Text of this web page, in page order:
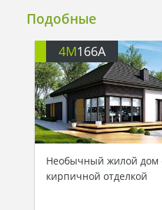
Подобные
4M166A
Необычный жилой дом
кирпичной отделкой